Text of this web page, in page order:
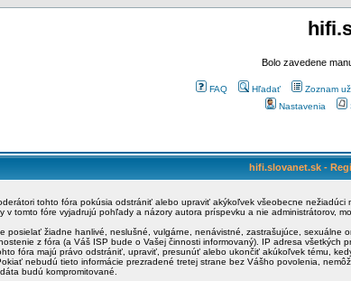
Bolo zavedene
FAQ Hľadať Zoznam
Nastavenia
hifi.slovanet.sk -
tohto fóra pokúsia odstrániť alebo upraviť akýkoľvek všeobecne
v tomto fóre vyjadrujú pohľady a názory autora príspevku a nie administrátorov,
posielať žiadne hanlivé, neslušné, vulgárne, nenávistné, zastrašujúce, sexuálne
z fóra (a Váš ISP bude o Vašej činnosti informovaný). IP adresa
fóra majú právo odstrániť, upraviť, presunúť alebo ukončiť akúkoľvek tému,
nebudú tieto informácie prezradené tretej strane bez Vášho povolenia,
budú kompromitované.